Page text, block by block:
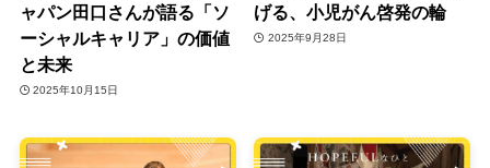
ャパン田口さんが語る「ソ
ーシャルキャリア」の価値
と未来
2025年10月15日
げる、小児がん啓発の輪
2025年9月28日